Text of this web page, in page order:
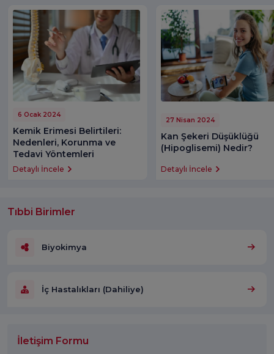
6 Ocak 2024
Kemik Erimesi Belirtileri:
Nedenleri, Korunma ve
Tedavi Yöntemleri
Detaylı İncele
27 Nisan 2024
Kan Şekeri Düşüklüğü
(Hipoglisemi) Nedir?
Detaylı İncele
Tıbbi Birimler
Biyokimya
İç Hastalıkları (Dahiliye)
İletişim Formu